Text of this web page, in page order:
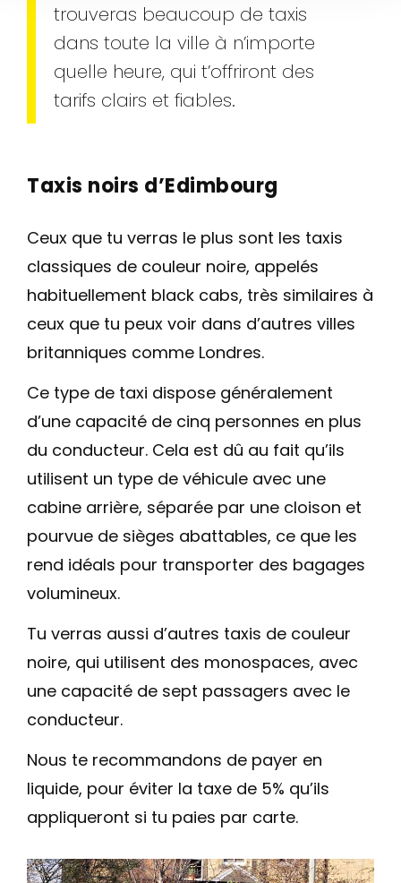
trouveras beaucoup de taxis
dans toute la ville à n’importe
quelle heure, qui t’offriront des
tarifs clairs et fiables.
Taxis noirs d’Edimbourg
Ceux que tu verras le plus sont les taxis
classiques de couleur noire, appelés
habituellement black cabs, très similaires à
ceux que tu peux voir dans d’autres villes
britanniques comme Londres.
Ce type de taxi dispose généralement
d’une capacité de cinq personnes en plus
du conducteur. Cela est dû au fait qu’ils
utilisent un type de véhicule avec une
cabine arrière, séparée par une cloison et
pourvue de sièges abattables, ce que les
rend idéals pour transporter des bagages
volumineux.
Tu verras aussi d’autres taxis de couleur
noire, qui utilisent des monospaces, avec
une capacité de sept passagers avec le
conducteur.
Nous te recommandons de payer en
liquide, pour éviter la taxe de 5% qu’ils
appliqueront si tu paies par carte.